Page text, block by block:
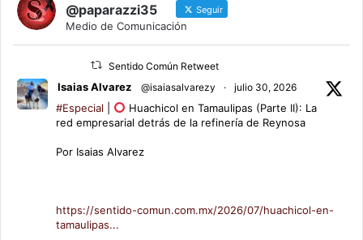
@paparazzi35 Seguir
Medio de Comunicación
Sentido Común Retweet
Isaias Alvarez @isaiasalvarezy · julio 30, 2026
#Especial
Huachicol en Tamaulipas (Parte II): La
red empresarial detrás de la refinería de Reynosa
Por Isaias Alvarez
https://sentido-comun.com.mx/2026/07/huachicol-en-
tamaulipas...